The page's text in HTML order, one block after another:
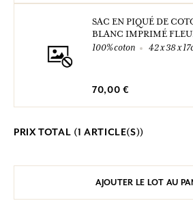
SAC EN PIQUÉ DE
BLANC IMPRIMÉ
100% coton
42 x 38 x
70,00 €
PRIX TOTAL (1 ARTICLE(S))
AJOUTER LE LOT AU